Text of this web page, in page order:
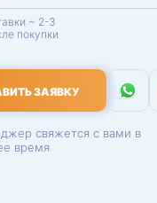
~ 2-3
покупки
ЗАЯВКУ
свяжется с вами в
время